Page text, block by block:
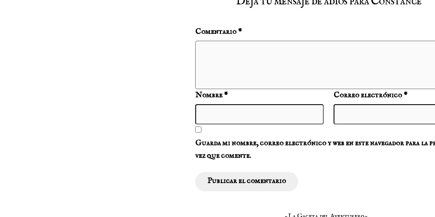
Comentario*
Nombre* Correo electrónico*
Guarda mi nombre, correo electrónico y web en este navegador para la
vez que comente.